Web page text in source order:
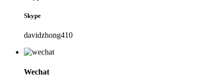
Skype
davidzhong410
Wechat